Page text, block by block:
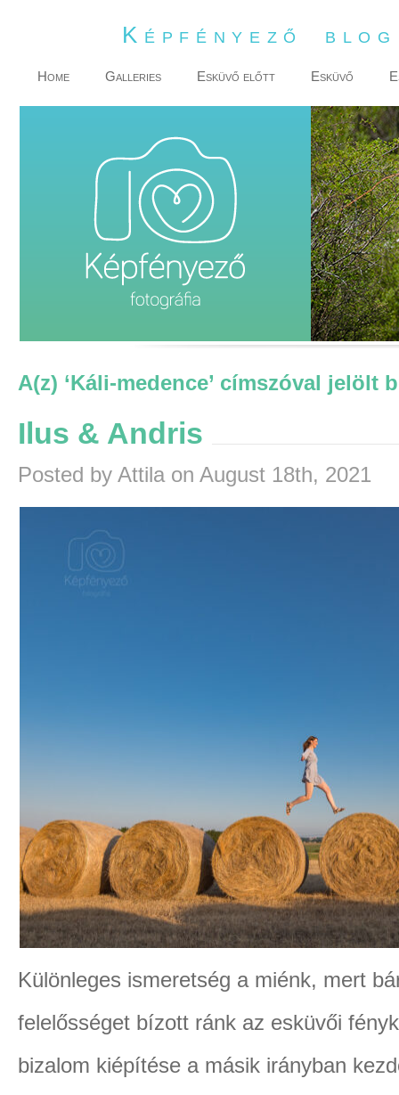
Képfényező
Home Galleries Esküvő előtt Esküvő
A(z) ‘Káli-medence’ címszóval jelölt
Ilus & Andris
Posted by Attila on August 18th, 2021
Különleges ismeretség a miénk, mert
felelősséget bízott ránk az esküvői
bizalom kiépítése a másik irányban